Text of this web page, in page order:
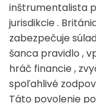
inštrumentalista
jurisdikcie .
zabezpečuje
šanca pravidlo ,
hráč financie ,
spoľahlivé
Táto povolenie